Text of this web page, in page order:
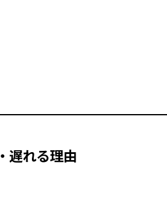
遅れる理由